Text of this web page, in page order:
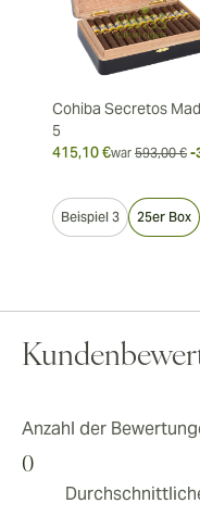
Cohiba Secretos
5
415,10 €war 593,00 € -
Beispiel 3 25er Box
Anzahl der
0